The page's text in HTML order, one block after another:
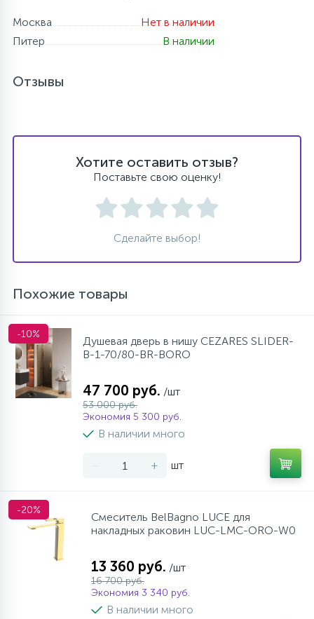
Москва
Нет в наличии
Питер
В наличии
Отзывы
Хотите оставить отзыв?
Поставьте свою оценку!
Сделайте выбор!
Похожие товары
-10%
Душевая дверь в нишу CEZARES SLIDER-
B-1-70/80-BR-BORO
47 700 руб. /шт
53 000 руб.
Экономия 5 300 руб.
В наличии много
- + шт
-20%
Смеситель BelBagno LUCE для
накладных раковин LUC-LMC-ORO-W0
13 360 руб. /шт
16 700 руб.
Экономия 3 340 руб.
В наличии много